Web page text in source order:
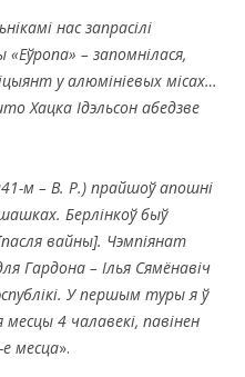
нас запрасілі
«Еўропа» – запомнілася,
у алюмініевых місах…
Хацка Ідэльсон абедзве
м – В. Р.) прайшоў апошні
Берлінкоў быў
вайны]. Чэмпіянат
Гардона – Ілья Сямёнавіч
У першым туры я ў
4 чалавекі, павінен
месца».